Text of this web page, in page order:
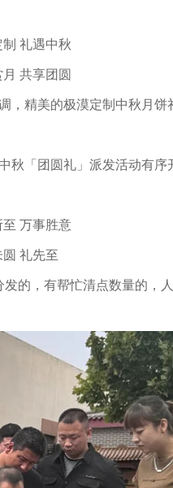
礼遇中秋
共享团圆
精美的极漠定制中秋月
秋「团圆礼」派发活动有序
至 万事胜意
圆 礼先至
的，有帮忙清点数量的，